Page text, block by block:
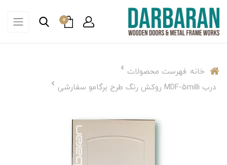
0
خانه فهرست محصولات
درب MDF-5milli روکش رنگ طرح برگامو سفارشی